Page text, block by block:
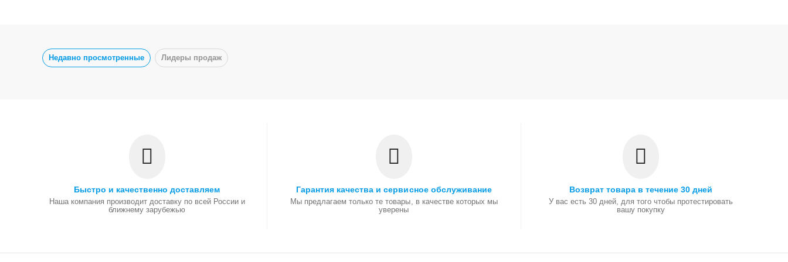
Недавно просмотренные Лидеры продаж
Быстро и качественно доставляем
Наша компания производит доставку по всей России и
ближнему зарубежью
Гарантия качества и сервисное обслуживание
Мы предлагаем только те товары, в качестве которых мы
уверены
Возврат товара в течение 30 дней
У вас есть 30 дней, для того чтобы протестировать
вашу покупку